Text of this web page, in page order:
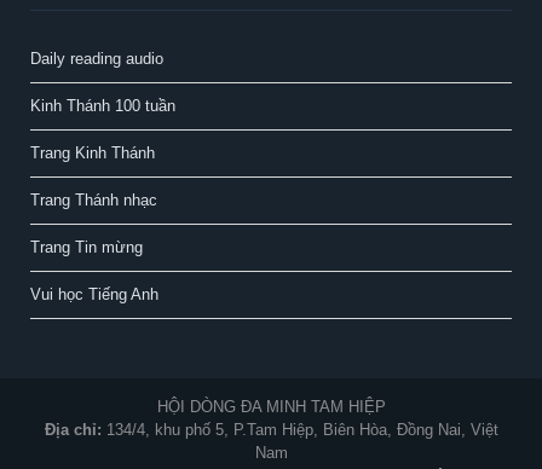
Daily reading audio
Kinh Thánh 100 tuần
Trang Kinh Thánh
Trang Thánh nhạc
Trang Tin mừng
Vui học Tiếng Anh
HỘI DÒNG ĐA MINH TAM HIỆP
Địa chỉ: 134/4, khu phố 5, P.Tam Hiệp, Biên Hòa, Đồng Nai, Việt
Nam